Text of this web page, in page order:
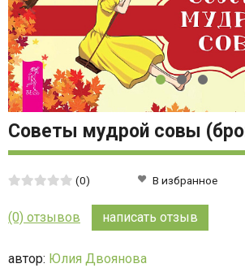
Советы мудрой совы
Средняя
из
(0) В избранное
(0) отзывов написать отзыв
автор: Юлия Двоянова